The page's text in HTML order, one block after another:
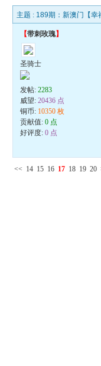
主题 : 189期：新澳门【幸
【带刺玫瑰】
圣骑士
发帖:2283
威望:20436 点
铜币: 10350 枚
贡献值:0 点
好评度:0 点
<< 14 15 16 17 18 19 20